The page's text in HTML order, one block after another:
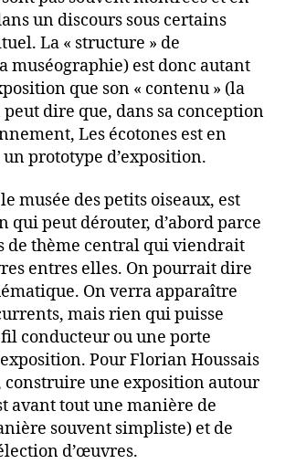
un discours sous certains
La « structure » de
muséographie) est donc autant
que son « contenu » (la
dire que, dans sa conception
Les écotones est en
prototype d’exposition.
musée des petits oiseaux, est
qui peut dérouter, d’abord parce
de thème central qui viendrait
entres elles. On pourrait dire
On verra apparaître
mais rien qui puisse
conducteur ou une porte
Pour Florian Houssais
construire une exposition autour
avant tout une manière de
souvent simpliste) et de
d’œuvres.